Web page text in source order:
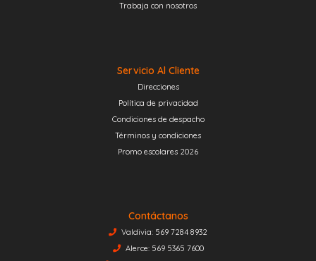
Trabaja con nosotros
Servicio Al Cliente
Direcciones
Política de privacidad
Condiciones de despacho
Términos y condiciones
Promo escolares 2026
Contáctanos
Valdivia: 569 7284 8932
Alerce: 569 5365 7600